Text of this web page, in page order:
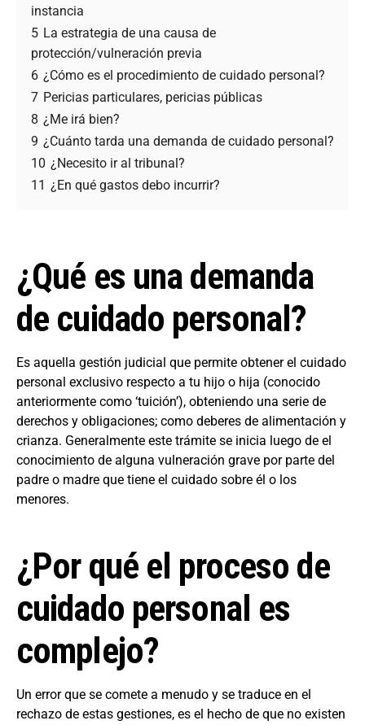
instancia
5 La estrategia de una causa de
protección/vulneración previa
6 ¿Cómo es el procedimiento de cuidado personal?
7 Pericias particulares, pericias públicas
8 ¿Me irá bien?
9 ¿Cuánto tarda una demanda de cuidado personal?
10 ¿Necesito ir al tribunal?
11 ¿En qué gastos debo incurrir?
¿Qué es una demanda
de cuidado personal?
Es aquella gestión judicial que permite obtener el cuidado
personal exclusivo respecto a tu hijo o hija (conocido
anteriormente como ‘tuición’), obteniendo una serie de
derechos y obligaciones; como deberes de alimentación y
crianza. Generalmente este trámite se inicia luego de el
conocimiento de alguna vulneración grave por parte del
padre o madre que tiene el cuidado sobre él o los
menores.
¿Por qué el proceso de
cuidado personal es
complejo?
Un error que se comete a menudo y se traduce en el
rechazo de estas gestiones, es el hecho de que no existen